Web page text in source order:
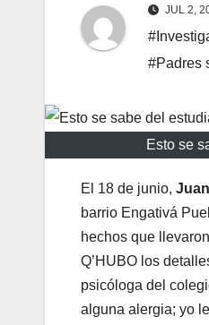
JUL 2,
#Padres
Esto se
El 18 de junio,
barrio Engativá
hechos que
Q’HUBO los
psicóloga del
alguna alergia; yo